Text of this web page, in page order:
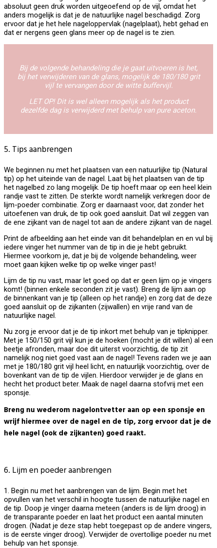
absoluut geen druk worden uitgeoefend op de vijl, omdat het
anders mogelijk is dat je de natuurlijke nagel beschadigd. Zorg
ervoor dat je het hele nageloppervlak (nagelplaat), hebt gehad en
dat er nergens geen glans meer op de nagel is te zien.
Bij de volgende behandeling die je gaat uitvoeren is het,
bij het verwijderen van de glans, mogelijk de 180/180 grit
vijl te vervangen door de witte buffervijl.
LET OP! Dit is wel alleen mogelijk als het product
dezelfde dag is verwijderd met behulp van pure aceton.
5. Tips aanbrengen
We beginnen nu met het plaatsen van een natuurlijke tip (Natural
tip) op het uiteinde van de nagel. Laat bij het plaatsen van de tip
het nagelbed zo lang mogelijk. De tip hoeft maar op een heel klein
randje vast te zitten. De sterkte wordt namelijk verkregen door de
lijm-poeder combinatie. Zorg er daarnaast voor, dat zonder het
uitoefenen van druk, de tip ook goed aansluit. Dat wil zeggen van
de ene zijkant van de nagel tot aan de andere zijkant van de nagel.
Print de afbeelding aan het einde van dit behandelplan en en vul bij
iedere vinger het nummer van de tip in die je hebt gebruikt.
Hiermee voorkom je, dat je bij de volgende behandeling, weer
moet gaan kijken welke tip op welke vinger past!
Lijm de tip nu vast, maar let goed op dat er geen lijm op je vingers
komt! (binnen enkele seconden zit je vast). Breng de lijm aan op
de binnenkant van je tip (alleen op het randje) en zorg dat de deze
goed aansluit op de zijkanten (zijwallen) en vrije rand van de
natuurlijke nagel.
Nu zorg je ervoor dat je de tip inkort met behulp van je tipknipper.
Met je 150/150 grit vijl kun je de hoeken (mocht je dit willen) al een
beetje afronden, maar doe dit uiterst voorzichtig, de tip zit
namelijk nog niet goed vast aan de nagel! Tevens raden we je aan
met je 180/180 grit vijl heel licht, en natuurlijk voorzichtig, over de
bovenkant van de tip de vijlen. Hierdoor verwijder je de glans en
hecht het product beter. Maak de nagel daarna stofvrij met een
sponsje.
Breng nu wederom nagelontvetter aan op een sponsje en
wrijf hiermee over de nagel en de tip, zorg ervoor dat je de
hele nagel (ook de zijkanten) goed raakt.
6. Lijm en poeder aanbrengen
1. Begin nu met het aanbrengen van de lijm. Begin met het
opvullen van het verschil in hoogte tussen de natuurlijke nagel en
de tip. Doop je vinger daarna meteen (anders is de lijm droog) in
de transparante poeder en laat het product een aantal minuten
drogen. (Nadat je deze stap hebt toegepast op de andere vingers,
is de eerste vinger droog). Verwijder de overtollige poeder nu met
behulp van het sponsje.